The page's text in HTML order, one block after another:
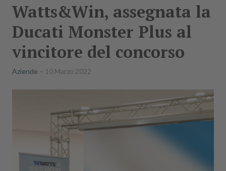
Watts&Win, assegnata la
Ducati Monster Plus al
vincitore del concorso
Aziende 10 Marzo 2022